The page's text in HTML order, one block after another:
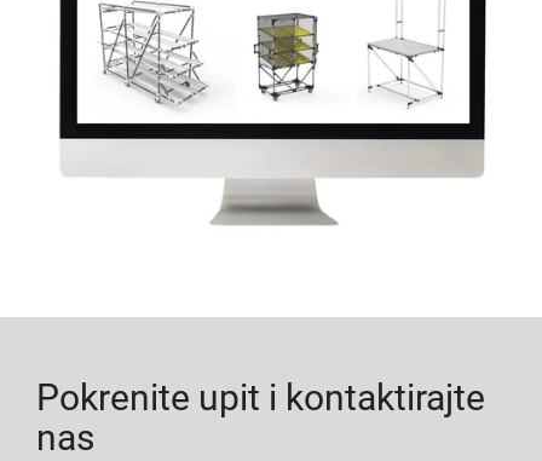
Pokrenite upit i kontaktirajte
nas